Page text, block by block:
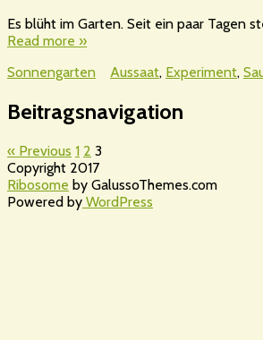
Es blüht im Garten. Seit ein paar Tagen
Read more »
Sonnengarten
Aussaat, Experiment,
Beitragsnavigation
« Previous 1 2 3
Copyright 2017
Ribosome by GalussoThemes.com
Powered by WordPress